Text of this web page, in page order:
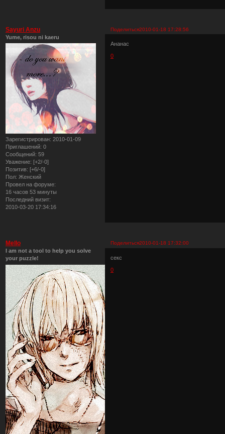
Поделиться2010-01-18 17:28:56
Sayuri Anzu
Yume, risou ni kaeru
Зарегистрирован: 2010-01-09
Приглашений: 0
Сообщений: 59
Уважение: [+2/-0]
Позитив: [+6/-0]
Пол: Женский
Провел на форуме:
16 часов 53 минуты
Последний визит:
2010-03-20 17:34:16
Ананас
0
Поделиться2010-01-18 17:32:00
Mello
I am not a tool to help you solve
your puzzle!
секс
0